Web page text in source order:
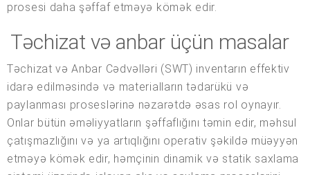
prosesi daha şəffaf etməyə kömək edir.
Təchizat və anbar üçün masalar
Təchizat və Anbar Cədvəlləri (SWT) inventarın effektiv
idarə edilməsində və materialların tədarükü və
paylanması proseslərinə nəzarətdə əsas rol oynayır.
Onlar bütün əməliyyatların şəffaflığını təmin edir, məhsul
çatışmazlığını və ya artıqlığını operativ şəkildə müəyyən
etməyə kömək edir, həmçinin dinamik və statik saxlama